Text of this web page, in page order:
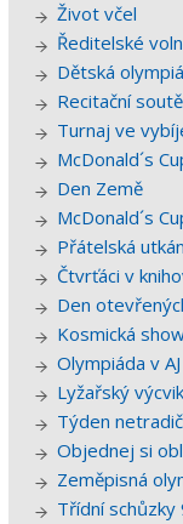
Život včel
Ředitelské
Dětská
Recitační
Turnaj ve
McDonald´s
Den Země
McDonald´s
Přátelská
Čtvrťáci v
Den
Kosmická
Olympiáda v AJ
Lyžařský
Týden
Objednej si
Zeměpisná
Třídní schůzky